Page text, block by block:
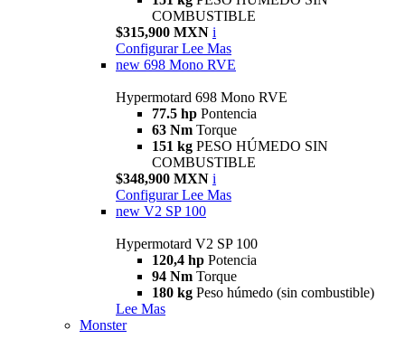
COMBUSTIBLE
$315,900 MXN i
Configurar Lee Mas
new 698 Mono RVE
Hypermotard 698 Mono RVE
77.5 hp Pontencia
63 Nm Torque
151 kg PESO HÚMEDO SIN
COMBUSTIBLE
$348,900 MXN i
Configurar Lee Mas
new V2 SP 100
Hypermotard V2 SP 100
120,4 hp Potencia
94 Nm Torque
180 kg Peso húmedo (sin combustible)
Lee Mas
Monster